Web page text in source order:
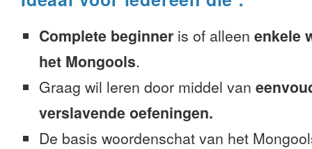
Complete beginner is of alleen enkele
het Mongools.
Graag wil leren door middel van
verslavende oefeningen.
De basis woordenschat van het